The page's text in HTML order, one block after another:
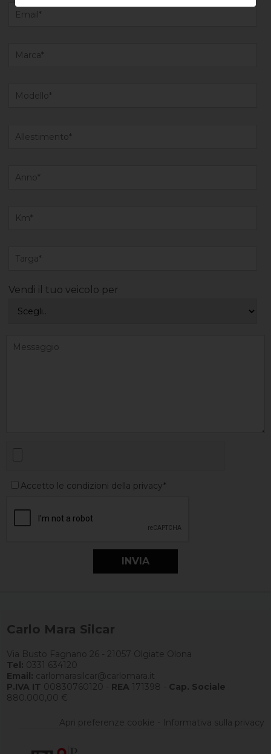
Vendi il tuo veicolo per
Accetto le condizioni della privacy*
Carlo Mara Silcar
Via Busto Fagnano 26 - 21057 Olgiate Olona
Tel: 0331 634120
Email: carlomarasilcar@carlomara.it
P.IVA IT 00830760120 - REA 171398 - Cap. Sociale
880.000,00 €
Apri preferenze cookie - Informativa sulla privacy